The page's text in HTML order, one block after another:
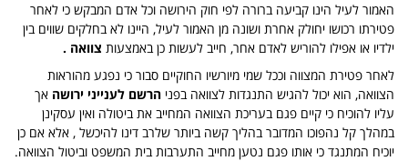
האמור לעיל הינו קביעה ברורה לפי חוק הירושה וכל אדם המבקש כי לאחר
פטירתו רכושו יחולק אחרת ושונה מן האמור לעיל, היינו לא בחלקים שווים בין
ילדיו או אפילו להוריש לאדם אחר, חייב לעשות כן באמצעות צוואה .
לאחר פטירת המצווה וככל שמי מיורשיו החוקיים סבור כי נפגע מהוראות
הצוואה, הוא יכול להגיש התנגדות לצוואה בפני הרשם לענייני ירושה אך
עליו להוכיח כי קיים פגם בעריכת הצוואה המחייב את ביטולה ואין עסקינן
במהלך קל נהפוכו המדובר בהליך קשה ביותר שלרב דינו להיכשל , אלא אם כן
יוכיח המתנגד כי אותו פגם נטען מחייב התערבות בית המשפט וביטול הצוואה.